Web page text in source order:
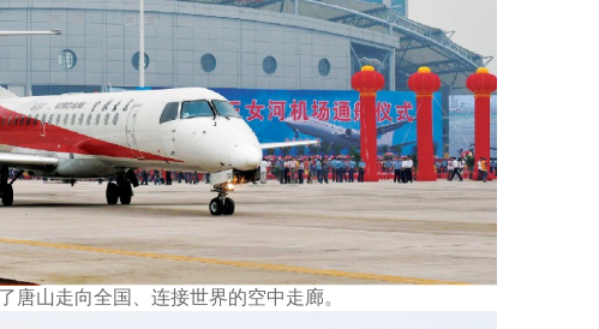
山走向全国、连接世界的空中走廊。